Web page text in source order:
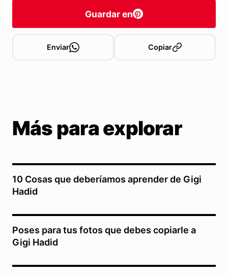
Guardar en
Enviar Copiar
Más para explorar
10 Cosas que deberíamos aprender de Gigi
Hadid
Poses para tus fotos que debes copiarle a
Gigi Hadid